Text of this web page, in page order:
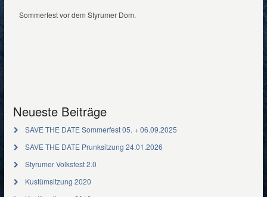
Sommerfest vor dem Styrumer Dom.
Neueste Beiträge
SAVE THE DATE Sommerfest 05. + 06.09.2025
SAVE THE DATE Prunksitzung 24.01.2026
Styrumer Volksfest 2.0
Kustümsitzung 2020